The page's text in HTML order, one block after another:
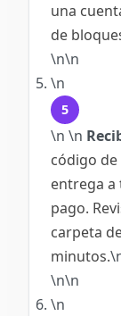
una
de
\n\n
\n
5
\n \n
código
entrega
pago.
carpeta
minutos.
\n\n
\n